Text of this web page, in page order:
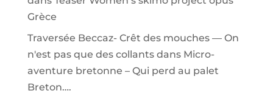
Grèce
Traversée Beccaz- Crêt des mouches — On
n'est pas que des collantsdans Micro-
aventure bretonne – Qui perd au palet
Breton….